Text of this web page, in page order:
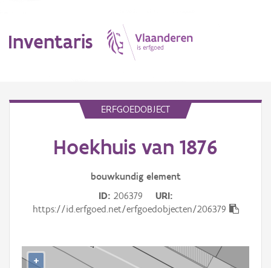
Inventaris
Erfgoedobject
Gebeurtenis
ERFGOEDOBJECT
Hoekhuis van 1876
bouwkundig element
ID 206379
URI
https://id.erfgoed.net/erfgoedobjecten/206379
+